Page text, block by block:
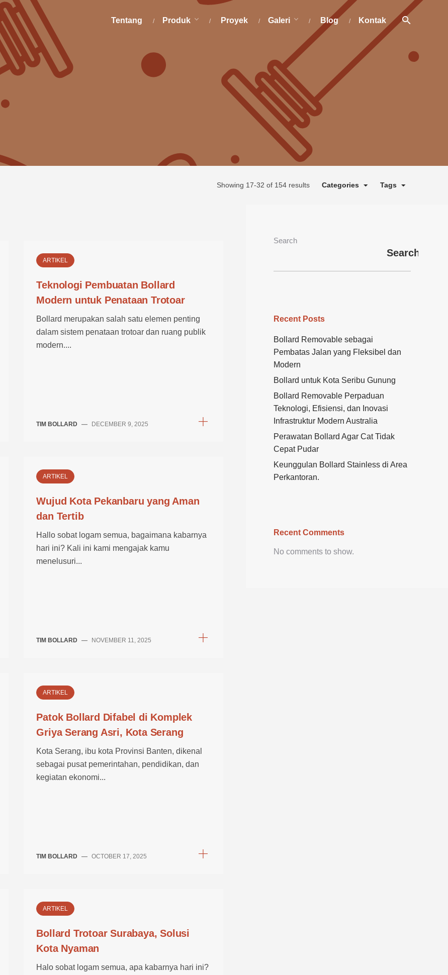
Tentang Produk Proyek Galeri Blog Kontak
Showing 17-32 of 154 results Categories Tags
ARTIKEL
Teknologi Pembuatan Bollard
Modern untuk Penataan Trotoar
Bollard merupakan salah satu elemen penting
dalam sistem penataan trotoar dan ruang publik
modern....
TIM BOLLARD — DECEMBER 9, 2025
ARTIKEL
Wujud Kota Pekanbaru yang Aman
dan Tertib
Hallo sobat logam semua, bagaimana kabarnya
hari ini? Kali ini kami mengajak kamu
menelusuri...
TIM BOLLARD — NOVEMBER 11, 2025
ARTIKEL
Patok Bollard Difabel di Komplek
Griya Serang Asri, Kota Serang
Kota Serang, ibu kota Provinsi Banten, dikenal
sebagai pusat pemerintahan, pendidikan, dan
kegiatan ekonomi...
TIM BOLLARD — OCTOBER 17, 2025
ARTIKEL
Bollard Trotoar Surabaya, Solusi
Kota Nyaman
Halo sobat logam semua, apa kabarnya hari ini?
Search
Search
Recent Posts
Bollard Removable sebagai
Pembatas Jalan yang Fleksibel dan
Modern
Bollard untuk Kota Seribu Gunung
Bollard Removable Perpaduan
Teknologi, Efisiensi, dan Inovasi
Infrastruktur Modern Australia
Perawatan Bollard Agar Cat Tidak
Cepat Pudar
Keunggulan Bollard Stainless di Area
Perkantoran.
Recent Comments
No comments to show.